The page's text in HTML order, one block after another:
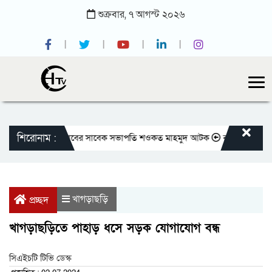
শুক্রবার,৭আগস্ট ২০২৬
শিরোনাম :
জাতীয় প্রেসক্লাবের সাবেক সভাপতি শওকত মাহমুদ আটক রাজবাড়ীতে বীর
প্রচ্ছদ খাগড়াছড়ি
খাগড়াছড়িতে পাহাড় ধসে সড়ক যোগাযোগ বন্ধ
সিএইচটি টিভি ডেস্ক